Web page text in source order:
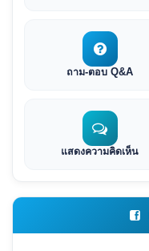
ถาม-ตอบ Q&A
แสดงความคิดเห็น